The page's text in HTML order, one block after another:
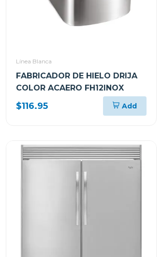
Línea Blanca
FABRICADOR DE HIELO DRIJA
COLOR ACAERO FH12INOX
$116.95 Add